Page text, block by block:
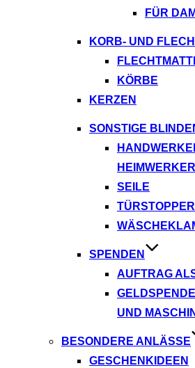
FÜR
KORB- UND
KÖRBE
KERZEN
SONSTIGE
SEILE
TÜRSTOPPER
SPENDEN
AUFTRAG
UND
BESONDERE ANLÄSSE
GESCHENKIDEEN